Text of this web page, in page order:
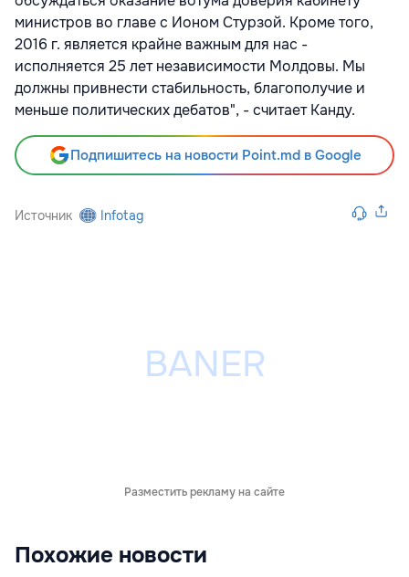
министров во главе с Ионом Стурзой. Кроме того,
2016 г. является крайне важным для нас -
исполняется 25 лет независимости Молдовы. Мы
должны привнести стабильность, благополучие и
меньше политических дебатов", - считает Канду.
Подпишитесь на новости Point.md в Google
Источник Infotag
Разместить рекламу на сайте
Похожие новости